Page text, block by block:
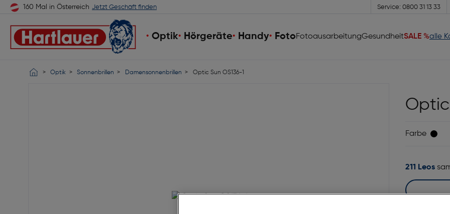
160 Mal in Österreich Jetzt Geschäft finden Service: 0800 31 13 33
Optik Hörgeräte Handy FotoFotoausarbeitungGesundheitSALE %alle
Optik Sonnenbrillen Damensonnenbrillen Optic Sun OS136-1
Optic
Farbe
211 Leos